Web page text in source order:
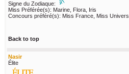
Signe du Zodiaque:
Miss Préférée(s): Marine, Flora, Iris
Concours préféré(s): Miss France, Miss Univers
Back to top
Nasir
Élite